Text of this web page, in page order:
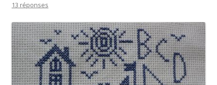
13 réponses